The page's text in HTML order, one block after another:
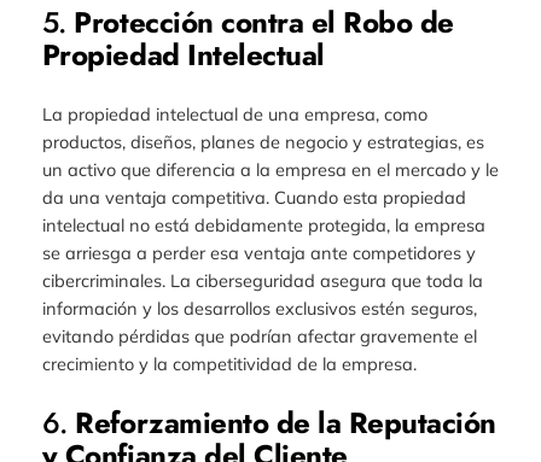
5. Protección contra el Robo de
Propiedad Intelectual
La propiedad intelectual de una empresa, como
productos, diseños, planes de negocio y estrategias, es
un activo que diferencia a la empresa en el mercado y le
da una ventaja competitiva. Cuando esta propiedad
intelectual no está debidamente protegida, la empresa
se arriesga a perder esa ventaja ante competidores y
cibercriminales. La ciberseguridad asegura que toda la
información y los desarrollos exclusivos estén seguros,
evitando pérdidas que podrían afectar gravemente el
crecimiento y la competitividad de la empresa.
6. Reforzamiento de la Reputación